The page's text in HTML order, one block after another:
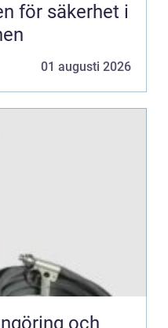
för säkerhet i
01 augusti 2026